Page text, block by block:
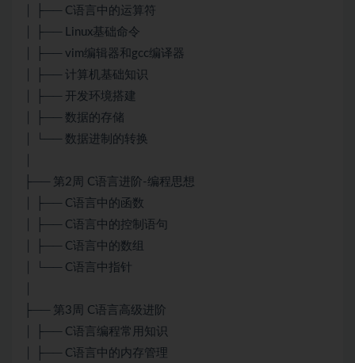
│ ├── C语言中的运算符
│ ├── Linux基础命令
│ ├── vim编辑器和gcc编译器
│ ├── 计算机基础知识
│ ├── 开发环境搭建
│ ├── 数据的存储
│ └── 数据进制的转换
├── 第2周 C语言进阶-编程思想
│ ├── C语言中的函数
│ ├── C语言中的控制语句
│ ├── C语言中的数组
│ └── C语言中指针
├── 第3周 C语言高级进阶
│ ├── C语言编程常用知识
│ ├── C语言中的内存管理